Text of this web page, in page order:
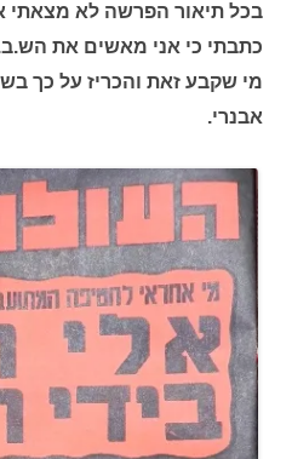
בכל תיאור הפרשה לא מצאתי
כתבתי כי אני מאשים את
מי שקבע זאת והכריז על כך
אבנרי.